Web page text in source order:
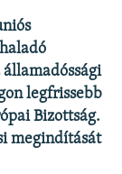
legfrissebb
Bizottság.
megindítását